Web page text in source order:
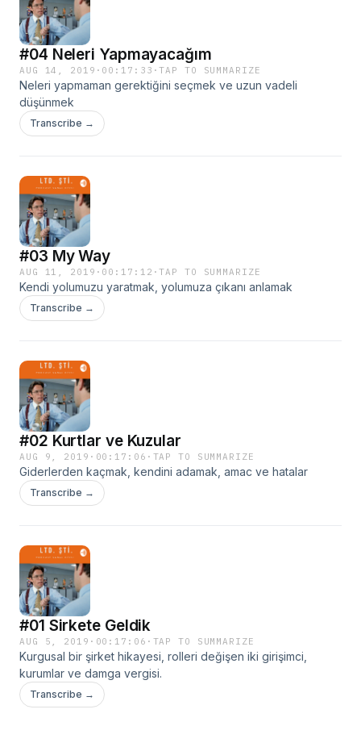
#04 Neleri Yapmayacağım
AUG 14, 2019 · 00:17:33 ·TAP TO SUMMARIZE
Neleri yapmaman gerektiğini seçmek ve uzun vadeli
düşünmek
Transcribe →
#03 My Way
AUG 11, 2019 · 00:17:12 ·TAP TO SUMMARIZE
Kendi yolumuzu yaratmak, yolumuza çıkanı anlamak
Transcribe →
#02 Kurtlar ve Kuzular
AUG 9, 2019 · 00:17:06 · TAP TO SUMMARIZE
Giderlerden kaçmak, kendini adamak, amac ve hatalar
Transcribe →
#01 Sirkete Geldik
AUG 5, 2019 · 00:17:06 · TAP TO SUMMARIZE
Kurgusal bir şirket hikayesi, rolleri değişen iki girişimci,
kurumlar ve damga vergisi.
Transcribe →